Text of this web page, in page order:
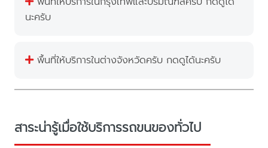
นะครับ
พื้นที่ให้บริการในต่างจังหวัดครับ กดดูได้นะครับ
สาระน่ารู้เมื่อใช้บริการรถขนของทั่วไป